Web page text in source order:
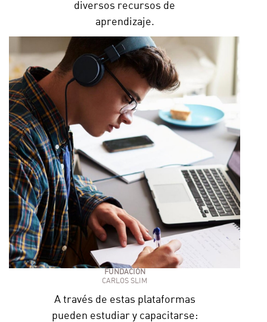
diversos recursos de
aprendizaje.
FUNDACIÓN
CARLOS SLIM
A través de estas plataformas
pueden estudiar y capacitarse: